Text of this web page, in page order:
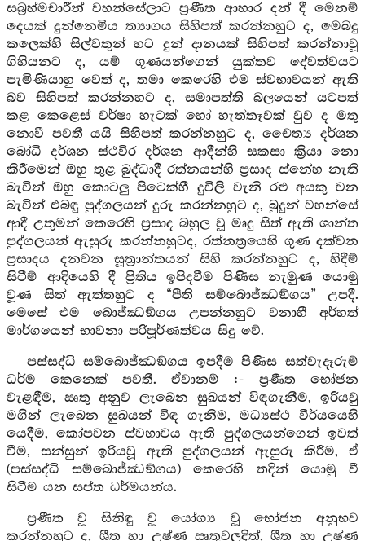
සබ්‍රහ්මචාරීන් වහන්සේලාට ප්‍රණීත ආහාර දන් දී මෙනම්
දෙයක් දුන්නෙමිය ත්‍යාගය සිහිපත් කරන්නහුට ද, මෙබදු
කලෙක්හි සිල්වතුන් හට දුන් දානයක් සිහිපත් කරන්නාවූ
ගිහියනට ද, යම් ගුණයන්ගෙන් යුක්තව දේවත්වයට
පැමිණියාහු වෙත් ද, තමා කෙරෙහි එම ස්වභාවයන් ඇති
බව සිහිපත් කරන්නහට ද, සමාපත්ති බලයෙන් යටපත්
කළ කෙළෙස් වර්ෂා හැටක් හෝ හැත්තෑවක් වුව ද මතු
නොවී පවතී යයි සිහිපත් කරන්නහුට ද, චෛත්‍ය දර්ශන
බෝධි දර්ශන ස්ථවිර දර්ශන ආදීන්හි සකසා ක්‍රියා නො
කිරීමෙන් ඔහු තුළ බුද්ධාදී රත්නයන්හි ප්‍රසාද ස්නේහ නැති
බැවින් ඔහු කොටලු පිටෙක්හී දුවිලි වැනි රළු අයකු වන
බැවින් එබඳු පුද්ගලයන් දුරු කරන්නහුට ද, බුදුන් වහන්සේ
ආදී උතුමන් කෙරෙහි ප්‍රසාද බහුල වූ මෘදු සිත් ඇති ශාන්ත
පුද්ගලයන් ඇසුරු කරන්නහුටද, රත්නත්‍රයෙහි ගුණ දක්වන
ප්‍රසාදය දනවන සූත්‍රාන්තයන් සිහි කරන්නහුට ද, හිදීම්
සිටීම් ආදියෙහි දී ප්‍රිතිය ඉපිදවීම පිණිස නැමුණ යොමු
වූණ සිත් ඇත්තහුට ද “පීති සම්බොජ්ඣඞ්ගය” උපදී.
මෙසේ එම බොජ්ඣඞ්ගය උපන්නහුට වනාහී අර්හත්
මාර්ගයෙන් භාවනා පරිපූර්ණත්වය සිදු වේ.
පස්සද්ධි සම්බොජ්ඣඞ්ගය ඉපදීම පිණිස සත්වැදෑරුම්
ධර්ම කෙනෙක් පවතී. ඒවානම් :- ප්‍රණීත භෝජන
වැළඳීම, ඍතු අනුව ලැබෙන සුඛයන් විඳගැනීම, ඉරියවු
මගින් ලැබෙන සුඛයන් විඳ ගැනීම, මධ්‍යස්ථ වීර්යයෙහි
යෙදීම, කෝපවන ස්වභාවය ඇති පුද්ගලයන්ගෙන් ඉවත්
වීම, සන්සුන් ඉරියවූ ඇති පුද්ගලයන් ඇසුරු කිරීම, ඒ
(පස්සද්ධි සම්බොජ්ඣඞ්ගය) කෙරෙහි තදින් යොමු වී
සිටීම යන සප්ත ධර්මයන්ය.
ප්‍රණීත වූ සිනිඳු වූ යෝග්‍ය වූ භෝජන අනුභව
කරන්නහුට ද, ශීත හා උෂ්ණ ඍතුවලදිත්, ශීත හා උෂ්ණ